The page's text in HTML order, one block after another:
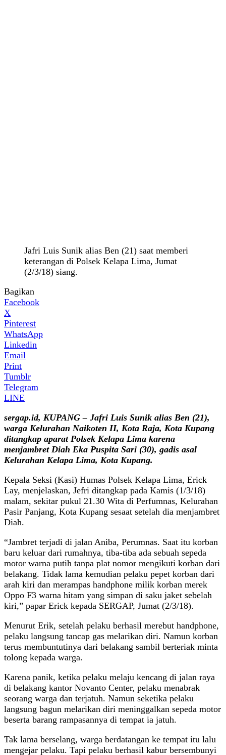
Jafri Luis Sunik alias Ben (21) saat memberi
keterangan di Polsek Kelapa Lima, Jumat
(2/3/18) siang.
Bagikan
Facebook
X
Pinterest
WhatsApp
Linkedin
Email
Print
Tumblr
Telegram
LINE
sergap.id, KUPANG – Jafri Luis Sunik alias Ben (21),
warga Kelurahan Naikoten II, Kota Raja, Kota Kupang
ditangkap aparat Polsek Kelapa Lima karena
menjambret Diah Eka Puspita Sari (30), gadis asal
Kelurahan Kelapa Lima, Kota Kupang.
Kepala Seksi (Kasi) Humas Polsek Kelapa Lima, Erick
Lay, menjelaskan, Jefri ditangkap pada Kamis (1/3/18)
malam, sekitar pukul 21.30 Wita di Perfumnas, Kelurahan
Pasir Panjang, Kota Kupang sesaat setelah dia menjambret
Diah.
“Jambret terjadi di jalan Aniba, Perumnas. Saat itu korban
baru keluar dari rumahnya, tiba-tiba ada sebuah sepeda
motor warna putih tanpa plat nomor mengikuti korban dari
belakang. Tidak lama kemudian pelaku pepet korban dari
arah kiri dan merampas handphone milik korban merek
Oppo F3 warna hitam yang simpan di saku jaket sebelah
kiri,” papar Erick kepada SERGAP, Jumat (2/3/18).
Menurut Erik, setelah pelaku berhasil merebut handphone,
pelaku langsung tancap gas melarikan diri. Namun korban
terus membuntutinya dari belakang sambil berteriak minta
tolong kepada warga.
Karena panik, ketika pelaku melaju kencang di jalan raya
di belakang kantor Novanto Center, pelaku menabrak
seorang warga dan terjatuh. Namun seketika pelaku
langsung bagun melarikan diri meninggalkan sepeda motor
beserta barang rampasannya di tempat ia jatuh.
Tak lama berselang, warga berdatangan ke tempat itu lalu
mengejar pelaku. Tapi pelaku berhasil kabur bersembunyi